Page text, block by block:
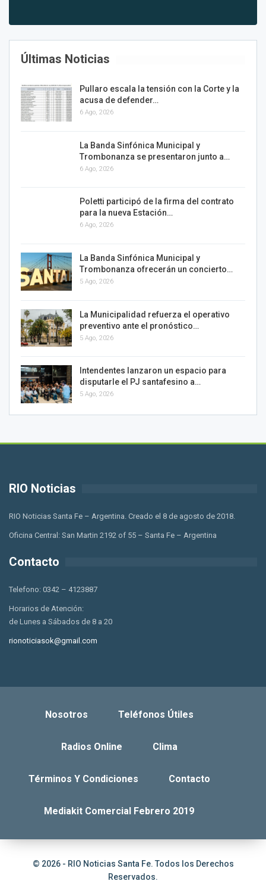
Últimas Noticias
Pullaro escala la tensión con la Corte y la
acusa de defender…
6 Ago, 2026
La Banda Sinfónica Municipal y
Trombonanza se presentaron junto a…
6 Ago, 2026
Poletti participó de la firma del contrato
para la nueva Estación…
6 Ago, 2026
La Banda Sinfónica Municipal y
Trombonanza ofrecerán un concierto…
5 Ago, 2026
La Municipalidad refuerza el operativo
preventivo ante el pronóstico…
5 Ago, 2026
Intendentes lanzaron un espacio para
disputarle el PJ santafesino a…
5 Ago, 2026
RIO Noticias
RIO Noticias Santa Fe – Argentina. Creado el 8 de agosto de 2018.
Oficina Central: San Martin 2192 of 55 – Santa Fe – Argentina
Contacto
Telefono: 0342 – 4123887
Horarios de Atención:
de Lunes a Sábados de 8 a 20
rionoticiasok@gmail.com
Nosotros Teléfonos Útiles
Radios Online Clima
Términos Y Condiciones Contacto
Mediakit Comercial Febrero 2019
© 2026 - RIO Noticias Santa Fe. Todos los Derechos
Reservados.